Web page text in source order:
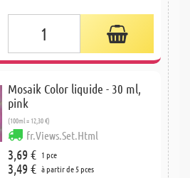
Mosaik Color liquide - 30 ml,
pink
(100ml = 12,30 €)
fr.Views.Set.Html
3,69 € 1 pce
3,49 € à partir de 5 pces